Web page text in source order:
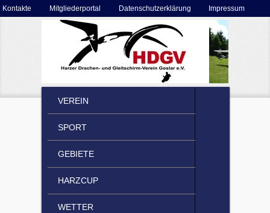
Secondary menu
Skip to primary content
Skip to secondary content
Kontakte Mitgliederportal Datenschutzerklärung Impressum
SKIP TO PRIMARY CONTENT
SKIP TO SECONDARY CONTENT
VEREIN
SPORT
GEBIETE
HARZCUP
WETTER